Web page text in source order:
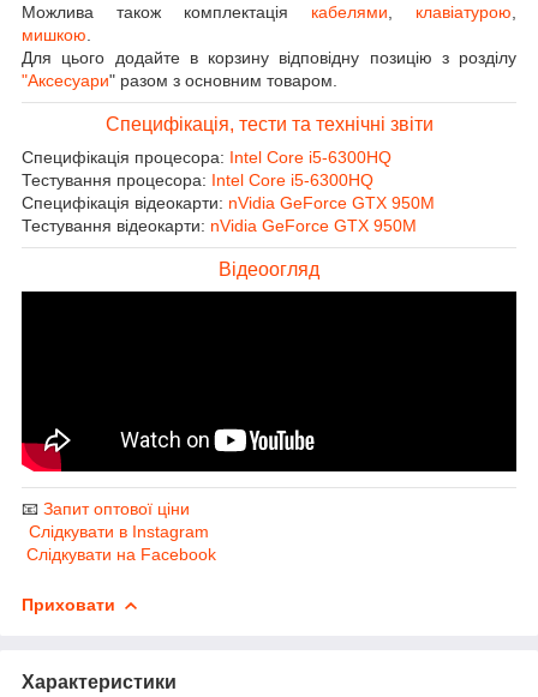
Можлива також комплектація кабелями клавіатурою
мишкою
Для цього додайте в корзину відповідну позицію з розділу
"Аксесуари" разом з основним товаром.
Специфікація, тести та технічні звіти
Специфікація процесора: Intel Core i5-6300HQ
Тестування процесора: Intel Core i5-6300HQ
Специфікація відеокарти: nVidia GeForce GTX 950M
Тестування відеокарти: nVidia GeForce GTX 950M
Відеоогляд
📧 Запит оптової ціни
Слідкувати в Instagram
Слідкувати на Facebook
Приховати
Характеристики